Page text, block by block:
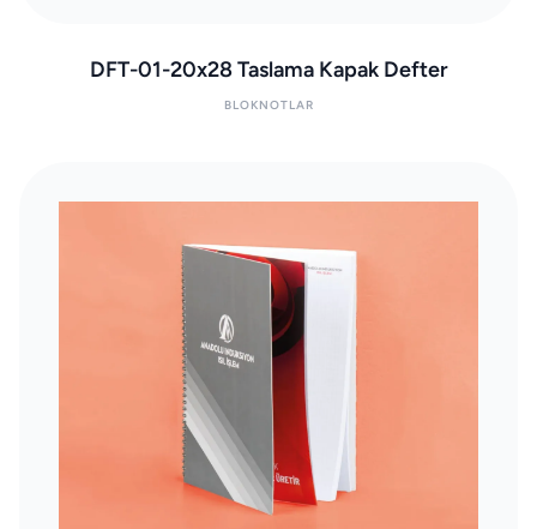
DFT-01-20x28 Taslama Kapak Defter
BLOKNOTLAR